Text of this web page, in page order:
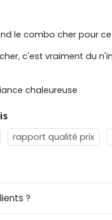
le combo cher pour
c'est vraiment du
chaleureuse
rapport qualité prix
?